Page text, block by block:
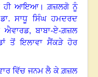
ਹੀ ਆਇਆ।ਗ਼ਜ਼ਲਗੋ ਨੂੰ
ਡਾ. ਸਾਧੂ ਸਿੰਘ ਹਮਦਰਦ
ਐਵਾਰਡ,ਬਾਬਾ-ਏ-ਗ਼ਜ਼ਲ
ਤੋਂ ਇਲਾਵਾ ਸੈਂਕੜੇ ਹੋਰ
ਵਿੱਚ ਜਨਮ ਲੈ ਕੇ ਗ਼ਜ਼ਲ